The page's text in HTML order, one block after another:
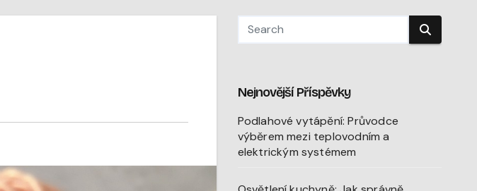
Nejnovější Příspěvky
Podlahové vytápění: Průvodce
výběrem mezi teplovodním a
elektrickým systémem